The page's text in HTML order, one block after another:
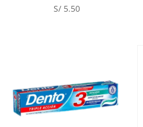
S/5.50